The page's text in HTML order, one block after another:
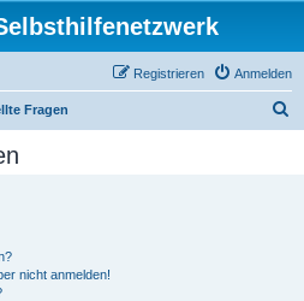
Anmelden
Registrieren
Fragen
nicht anmelden!